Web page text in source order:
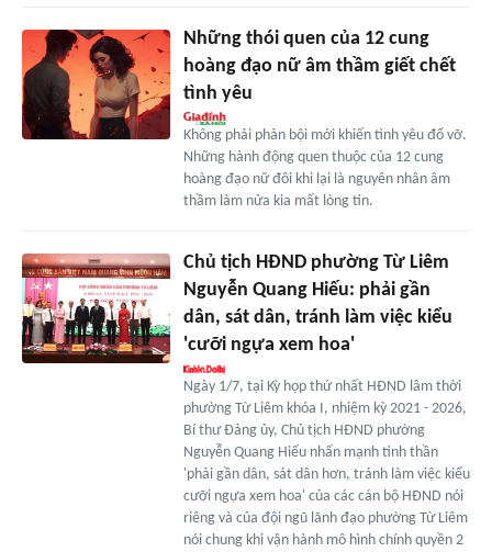
Những thói quen của 12 cung
hoàng đạo nữ âm thầm giết chết
tình yêu
Không phải phản bội mới khiến tình yêu đổ vỡ.
Những hành động quen thuộc của 12 cung
hoàng đạo nữ đôi khi lại là nguyên nhân âm
thầm làm nửa kia mất lòng tin.
Chủ tịch HĐND phường Từ Liêm
Nguyễn Quang Hiếu: phải gần
dân, sát dân, tránh làm việc kiểu
'cưỡi ngựa xem hoa'
Ngày 1/7, tại Kỳ họp thứ nhất HĐND lâm thời
phường Từ Liêm khóa I, nhiệm kỳ 2021 - 2026,
Bí thư Đảng ủy, Chủ tịch HĐND phường
Nguyễn Quang Hiếu nhấn mạnh tinh thần
'phải gần dân, sát dân hơn, tránh làm việc kiểu
cưỡi ngựa xem hoa' của các cán bộ HĐND nói
riêng và của đội ngũ lãnh đạo phường Từ Liêm
nói chung khi vận hành mô hình chính quyền 2